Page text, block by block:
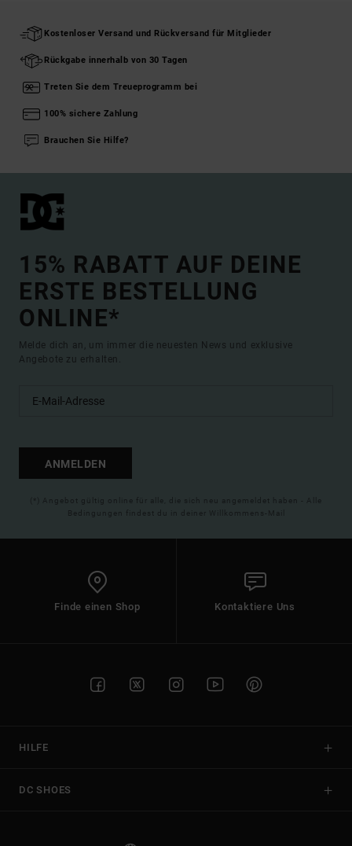
Kostenloser Versand und Rückversand für Mitglieder
Rückgabe innerhalb von 30 Tagen
Treten Sie dem Treueprogramm bei
100% sichere Zahlung
Brauchen Sie Hilfe?
15% RABATT AUF DEINE
ERSTE BESTELLUNG
ONLINE*
Melde dich an, um immer die neuesten News und exklusive
Angebote zu erhalten.
ANMELDEN
(*) Angebot gültig online für alle, die sich neu angemeldet haben - Alle
Bedingungen findest du in deiner Willkommens-Mail
Finde einen Shop Kontaktiere Uns
HILFE
DC SHOES